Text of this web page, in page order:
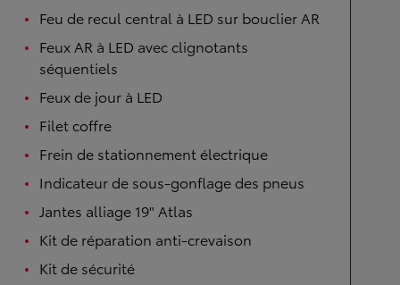
Feu de recul central à LED sur bouclier AR
Feux AR à LED avec clignotants
séquentiels
Feux de jour à LED
Filet coffre
Frein de stationnement électrique
Indicateur de sous-gonflage des pneus
Jantes alliage 19" Atlas
Kit de réparation anti-crevaison
Kit de sécurité